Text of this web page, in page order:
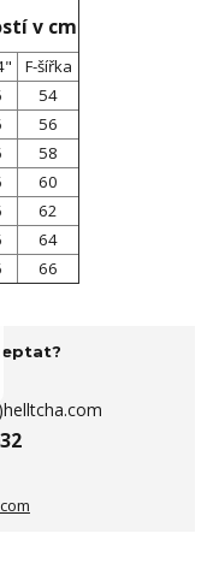
v cm
F-šířka
54
56
58
60
62
64
66